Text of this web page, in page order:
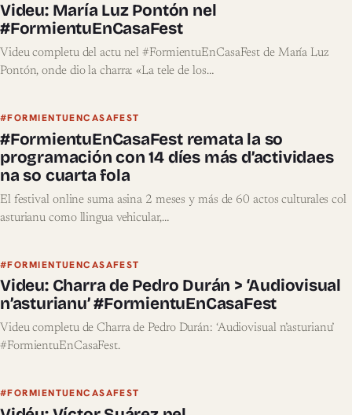
Videu: María Luz Pontón nel
#FormientuEnCasaFest
Videu completu del actu nel #FormientuEnCasaFest de María Luz
Pontón, onde dio la charra: «La tele de los…
#FORMIENTUENCASAFEST
#FormientuEnCasaFest remata la so
programación con 14 díes más d’actividaes
na so cuarta fola
El festival online suma asina 2 meses y más de 60 actos culturales col
asturianu como llingua vehicular,…
#FORMIENTUENCASAFEST
Videu: Charra de Pedro Durán > ‘Audiovisual
n’asturianu’ #FormientuEnCasaFest
Videu completu de Charra de Pedro Durán: ‘Audiovisual n’asturianu’
#FormientuEnCasaFest.
#FORMIENTUENCASAFEST